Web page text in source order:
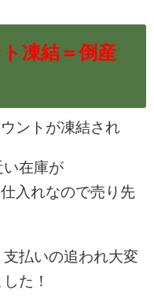
凍結＝倒産
ントが凍結され
在庫が
入れなので売り先
払いの追われ大変
た！